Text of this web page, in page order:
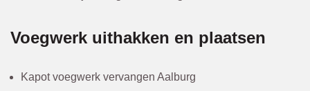
Voegwerk uithakken en plaatsen
Kapot voegwerk vervangen Aalburg